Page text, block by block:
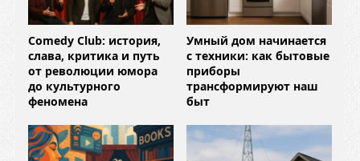
Comedy Club: история,
слава, критика и путь
от революции юмора
до культурного
феномена
Умный дом начинается
с техники: как бытовые
приборы
трансформируют наш
быт